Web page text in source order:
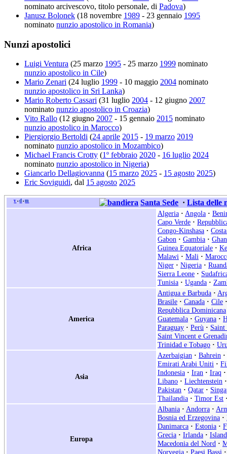
nominato arcivescovo, titolo personale, di Padova)
Janusz Bolonek (18 novembre 1989 - 23 gennaio 1995
nominato nunzio apostolico in Romania)
Nunzi apostolici
Luigi Ventura (25 marzo 1995 - 25 marzo 1999 nominato
nunzio apostolico in Cile)
Mario Zenari (24 luglio 1999 - 10 maggio 2004 nominato
nunzio apostolico in Sri Lanka)
Mario Roberto Cassari (31 luglio 2004 - 12 giugno 2007
nominato nunzio apostolico in Croazia)
Vito Rallo (12 giugno 2007 - 15 gennaio 2015 nominato
nunzio apostolico in Marocco)
Piergiorgio Bertoldi (24 aprile 2015 - 19 marzo 2019
nominato nunzio apostolico in Mozambico)
Michael Francis Crotty (1º febbraio 2020 - 16 luglio 2024
nominato nunzio apostolico in Nigeria)
Giancarlo Dellagiovanna (15 marzo 2025 - 15 agosto 2025)
Eric Soviguidi, dal 15 agosto 2025
v • d • m Santa Sede · Lista delle
Africa
Algeria · Angola ·
Capo Verde ·
Congo-Kinshasa ·
Gabon · Gambia ·
Guinea Equatoriale ·
Malawi · Mali ·
Niger · Nigeria ·
Sierra Leone ·
Tunisia · Uganda ·
America
Antigua e Barbuda ·
Brasile · Canada · Cile ·
Repubblica Dominicana
Guatemala · Guyana ·
Paraguay · Perù ·
Saint Vincent e
Trinidad e Tobago ·
Asia
Azerbaigian · Bahrein ·
Emirati Arabi Uniti ·
Indonesia · Iran · Iraq ·
Libano · Liechtenstein ·
Pakistan · Qatar ·
Thailandia · Timor Est
Europa
Albania · Andorra ·
Bosnia ed Erzegovina ·
Danimarca · Estonia ·
Grecia · Irlanda ·
Macedonia del Nord ·
Norvegia · Paesi Bassi ·